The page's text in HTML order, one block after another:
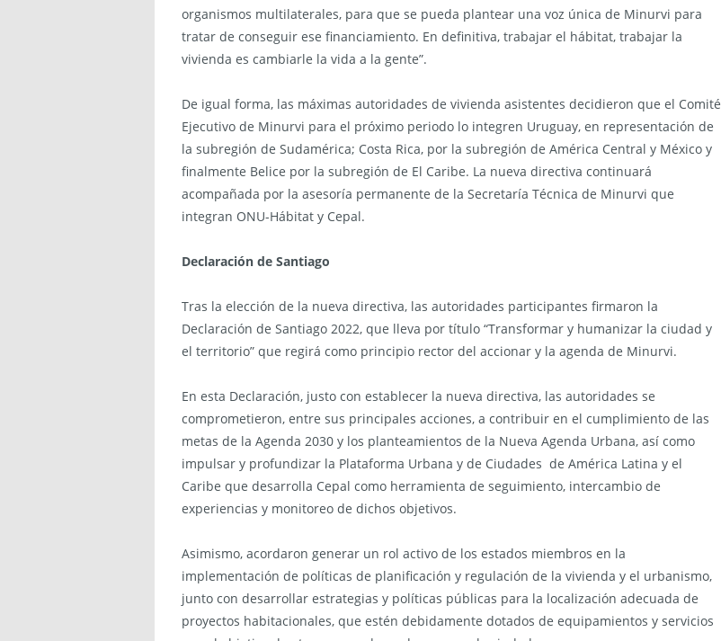
organismos multilaterales, para que se pueda plantear una voz única de Minurvi para
tratar de conseguir ese financiamiento. En definitiva, trabajar el hábitat, trabajar la
vivienda es cambiarle la vida a la gente”.
De igual forma, las máximas autoridades de vivienda asistentes decidieron que el Comité
Ejecutivo de Minurvi para el próximo periodo lo integren Uruguay, en representación de
la subregión de Sudamérica; Costa Rica, por la subregión de América Central y México y
finalmente Belice por la subregión de El Caribe. La nueva directiva continuará
acompañada por la asesoría permanente de la Secretaría Técnica de Minurvi que
integran ONU-Hábitat y Cepal.
Declaración de Santiago
Tras la elección de la nueva directiva, las autoridades participantes firmaron la
Declaración de Santiago 2022, que lleva por título “Transformar y humanizar la ciudad y
el territorio” que regirá como principio rector del accionar y la agenda de Minurvi.
En esta Declaración, justo con establecer la nueva directiva, las autoridades se
comprometieron, entre sus principales acciones, a contribuir en el cumplimiento de las
metas de la Agenda 2030 y los planteamientos de la Nueva Agenda Urbana, así como
impulsar y profundizar la Plataforma Urbana y de Ciudades de América Latina y el
Caribe que desarrolla Cepal como herramienta de seguimiento, intercambio de
experiencias y monitoreo de dichos objetivos.
Asimismo, acordaron generar un rol activo de los estados miembros en la
implementación de políticas de planificación y regulación de la vivienda y el urbanismo,
junto con desarrollar estrategias y políticas públicas para la localización adecuada de
proyectos habitacionales, que estén debidamente dotados de equipamientos y servicios